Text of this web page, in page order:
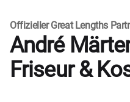
Offizieller Great Lengths
André
Friseur &